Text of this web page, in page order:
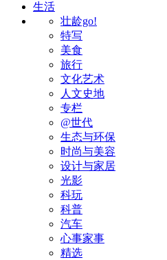
生活
壮龄go!
特写
美食
旅行
文化艺术
人文史地
专栏
@世代
生态与环保
时尚与美容
设计与家居
光影
科玩
科普
汽车
心事家事
精选